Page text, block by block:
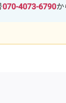
070-4073-6790か